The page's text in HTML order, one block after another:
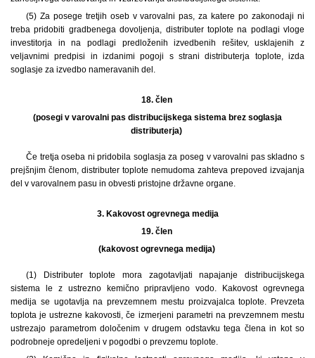
(5) Za posege tretjih oseb v varovalni pas, za katere po zakonodaji ni
treba pridobiti gradbenega dovoljenja, distributer toplote na podlagi vloge
investitorja in na podlagi predloženih izvedbenih rešitev, usklajenih z
veljavnimi predpisi in izdanimi pogoji s strani distributerja toplote, izda
soglasje za izvedbo nameravanih del.
18. člen
(posegi v varovalni pas distribucijskega sistema brez soglasja
distributerja)
Če tretja oseba ni pridobila soglasja za poseg v varovalni pas skladno s
prejšnjim členom, distributer toplote nemudoma zahteva prepoved izvajanja
del v varovalnem pasu in obvesti pristojne državne organe.
3. Kakovost ogrevnega medija
19. člen
(kakovost ogrevnega medija)
(1) Distributer toplote mora zagotavljati napajanje distribucijskega
sistema le z ustrezno kemično pripravljeno vodo. Kakovost ogrevnega
medija se ugotavlja na prevzemnem mestu proizvajalca toplote. Prevzeta
toplota je ustrezne kakovosti, če izmerjeni parametri na prevzemnem mestu
ustrezajo parametrom določenim v drugem odstavku tega člena in kot so
podrobneje opredeljeni v pogodbi o prevzemu toplote.